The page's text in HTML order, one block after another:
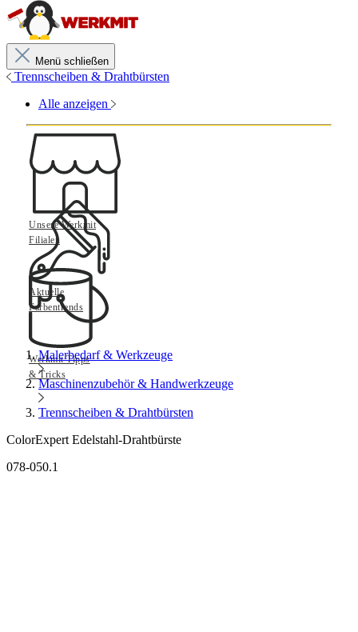
Menü schließen
Trennscheiben & Drahtbürsten
Alle anzeigen
Unsere Werkmit
Filialen
Aktuelle
Farbentrends
Werkmit Tipps
& Tricks
Malerbedarf & Werkzeuge
Maschinenzubehör & Handwerkzeuge
Trennscheiben & Drahtbürsten
ColorExpert Edelstahl-Drahtbürste
078-050.1